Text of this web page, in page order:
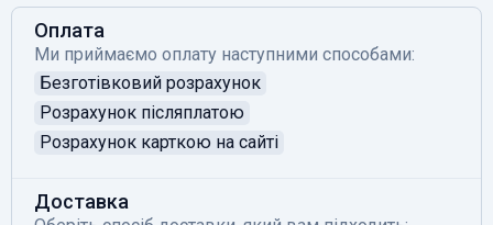
Оплата
Ми приймаємо оплату наступними способами:
Безготівковий розрахунок
Розрахунок післяплатою
Розрахунок карткою на сайті
Доставка